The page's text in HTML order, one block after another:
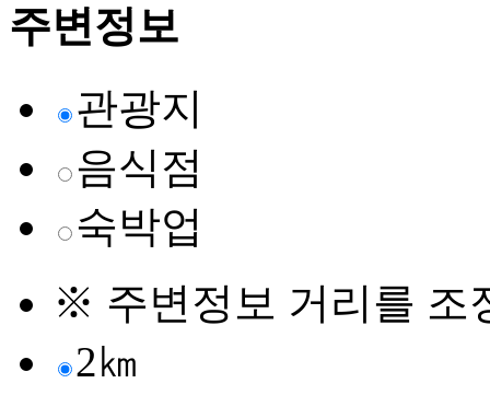
주변정보
관광지
음식점
숙박업
※ 주변정보 거리를 조
2㎞